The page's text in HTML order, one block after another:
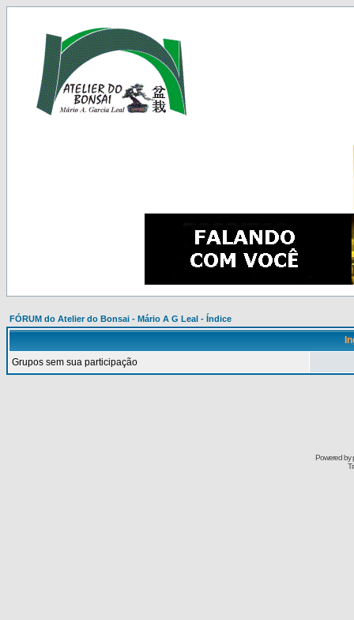
FÓRUM do Atelier do Bonsai - Mário A G Leal - Índice
Grupos sem sua participação
Powered by